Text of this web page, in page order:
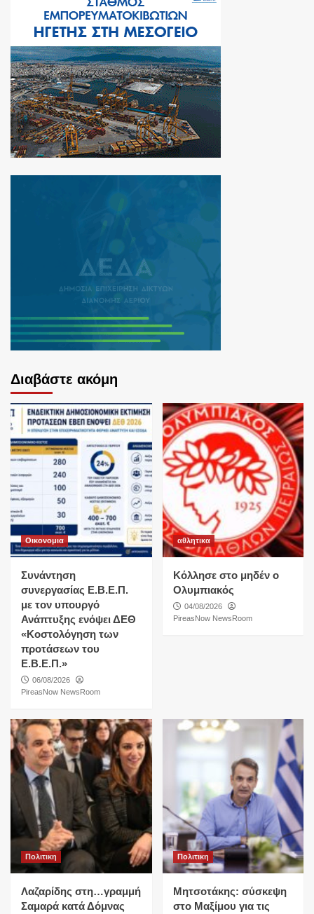
Διαβάστε ακόμη
Οικονομια
Συνάντηση
συνεργασίας Ε.Β.Ε.Π.
με τον υπουργό
Ανάπτυξης ενόψει ΔΕΘ
«Κοστολόγηση των
προτάσεων του
Ε.Β.Ε.Π.»
06/08/2026
PireasNow NewsRoom
αθλητικα
Κόλλησε στο μηδέν ο
Ολυμπιακός
04/08/2026
PireasNow NewsRoom
Πολιτικη
Λαζαρίδης στη…γραμμή
Σαμαρά κατά Δόμνας
Πολιτικη
Μητσοτάκης: σύσκεψη
στο Μαξίμου για τις